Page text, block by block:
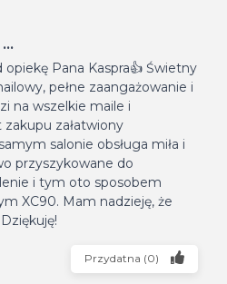
opiekę Pana Kaspra👍 Świetny
pełne zaangażowanie i
na wszelkie maile i
załatwiony
salonie obsługa miła i
przyszykowane do
i tym oto sposobem
XC90. Mam nadzieję, że
Przydatna (0)